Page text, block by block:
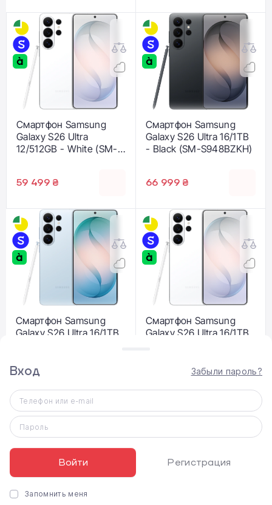
Смартфон Samsung
Galaxy S26 Ultra
12/512GB - White (SM-
59 499 ₴
Смартфон Samsung
Galaxy S26 Ultra 16/1TB
- Black (SM-S948BZKH)
66 999 ₴
Смартфон Samsung
Galaxy S26 Ultra 16/1TB
65 999 ₴
Смартфон Samsung
Galaxy S26 Ultra 16/1TB
Вход Забыли пароль?
Телефон или e-mail
Пароль
Войти Регистрация
Запомнить меня